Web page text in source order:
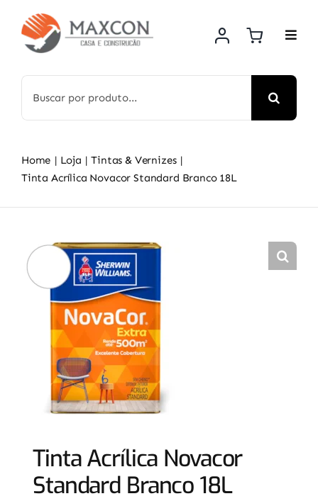
content
for:
Home Loja
Tintas & Vernizes
Tinta Acrílica Novacor Standard Branco 18L
Tinta Acrílica Novacor
Standard Branco 18L